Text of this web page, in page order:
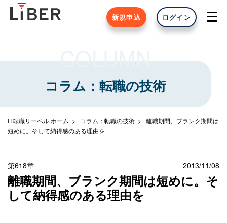
新規申込 ログイン
COLUMN
コラム：転職の技術
IT転職リーベル ホーム コラム：転職の技術
離職期間、ブランク期間は
短めに。そして納得感のある理由を
第618章 2013/11/08
離職期間、ブランク期間は短めに。そ
して納得感のある理由を